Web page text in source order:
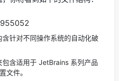
含针对不同操作系统的自动化破
包含适用于 JetBrains 系列产品
文件。